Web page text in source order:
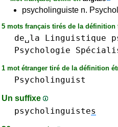
psycholinguiste n.
5 mots français tirés de la définition
de␣la Linguistique
Psychologie
1 mot étranger tiré de la définition
Psycholinguist
Un suffixe
psycholinguistes